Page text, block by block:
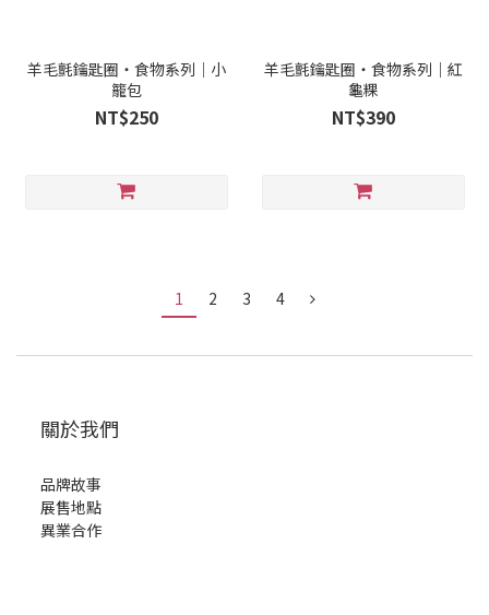
羊毛氈鑰匙圈・食物系列｜小
籠包
NT$250
羊毛氈鑰匙圈・食物系列｜紅
龜粿
NT$390
1 2 3 4
關於我們
品牌故事
展售地點
異業合作